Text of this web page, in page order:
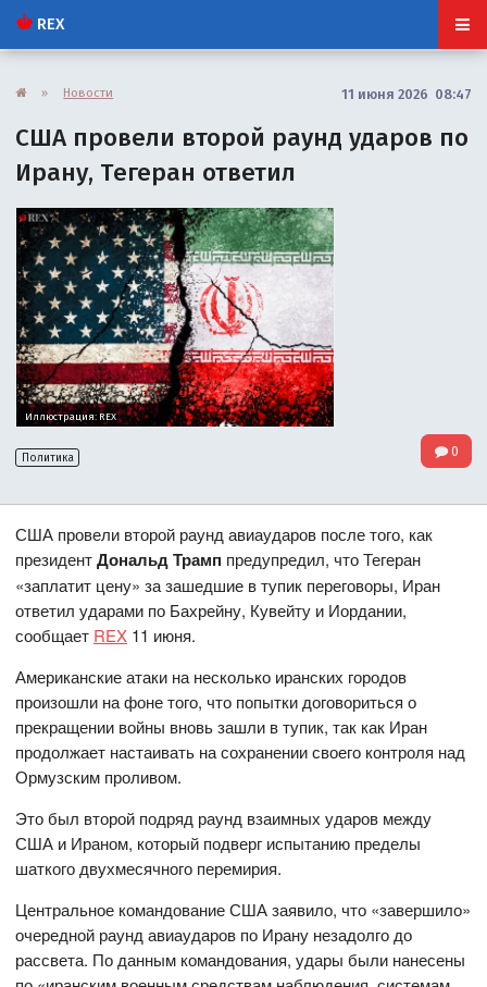
REX
» Новости 11 июня 2026 08:47
США провели второй раунд ударов по
Ирану, Тегеран ответил
Иллюстрация: REX
Политика 0
США провели второй раунд авиаударов после того, как
президентДональд Трамп предупредил, что Тегеран
«заплатит цену» за зашедшие в тупик переговоры, Иран
ответил ударами по Бахрейну, Кувейту и Иордании,
сообщает REX 11 июня.
Американские атаки на несколько иранских городов
произошли на фоне того, что попытки договориться о
прекращении войны вновь зашли в тупик, так как Иран
продолжает настаивать на сохранении своего контроля над
Ормузским проливом.
Это был второй подряд раунд взаимных ударов между
США и Ираном, который подверг испытанию пределы
шаткого двухмесячного перемирия.
Центральное командование США заявило, что «завершило»
очередной раунд авиаударов по Ирану незадолго до
рассвета. По данным командования, удары были нанесены